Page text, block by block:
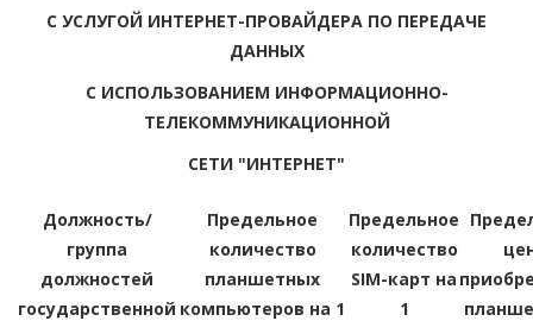
С УСЛУГОЙ ИНТЕРНЕТ-ПРОВАЙДЕРА ПО ПЕРЕДАЧЕ
ДАННЫХ
С ИСПОЛЬЗОВАНИЕМ ИНФОРМАЦИОННО-
ТЕЛЕКОММУНИКАЦИОННОЙ
СЕТИ "ИНТЕРНЕТ"
Должность/
группа
должностей
государственной
Предельное
количество
планшетных
компьютеров на 1
Предельное
количество
SIM-карт на
1